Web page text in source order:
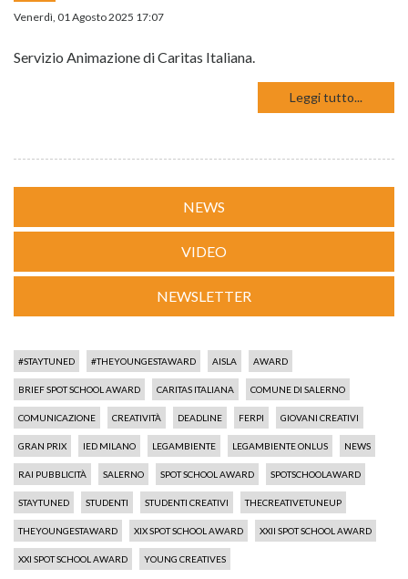
Venerdì, 01 Agosto 2025 17:07
Servizio Animazione di Caritas Italiana.
Leggi tutto...
NEWS
VIDEO
NEWSLETTER
#STAYTUNED #THEYOUNGESTAWARD AISLA AWARD
BRIEF SPOT SCHOOL AWARD CARITAS ITALIANA COMUNE DI SALERNO
COMUNICAZIONE CREATIVITÀ DEADLINE FERPI GIOVANI CREATIVI
GRAN PRIX IED MILANO LEGAMBIENTE LEGAMBIENTE ONLUS NEWS
RAI PUBBLICITÀ SALERNO SPOT SCHOOL AWARD SPOTSCHOOLAWARD
STAYTUNED STUDENTI STUDENTI CREATIVI THECREATIVETUNEUP
THEYOUNGESTAWARD XIX SPOT SCHOOL AWARD XXII SPOT SCHOOL AWARD
XXI SPOT SCHOOL AWARD YOUNG CREATIVES